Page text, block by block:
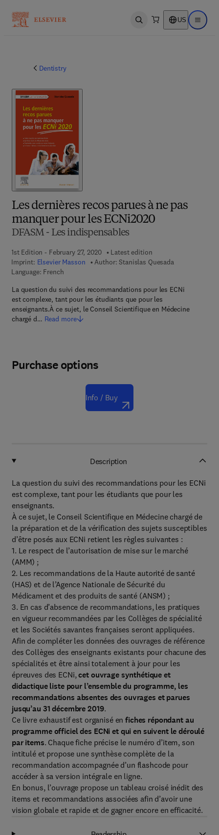
Open search US Open
Dentistry
Les dernières recos parues à ne pas
manquer pour les ECNi2020
DFASM - Les indispensables
1st Edition - February 27, 2020
Latest edition
Imprint: Elsevier Masson Author: Stanislas Quesada
Language: French
La question du suivi des recommandations pour les ECNi
est complexe, tant pour les étudiants que pour les
enseignants.À ce sujet, le Conseil Scientifique en Médecine
chargé d… Read more
Purchase options
Info / Buy
Description
La question du suivi des recommandations pour les ECNi
est complexe, tant pour les étudiants que pour les
enseignants.
À ce sujet, le Conseil Scientifique en Médecine chargé de
la préparation et de la vérification des sujets susceptibles
d’être posés aux ECNi retient les règles suivantes :
1. Le respect de l’autorisation de mise sur le marché
(AMM) ;
2. Les recommandations de la Haute autorité de santé
(HAS) et de l’Agence Nationale de Sécurité du
Médicament et des produits de santé (ANSM) ;
3. En cas d’absence de recommandations, les pratiques
en vigueur recommandées par les Collèges de spécialité
et les Sociétés savantes françaises seront appliquées.
Afin de compléter les données des ouvrages de référence
des Collèges des enseignants existants pour chacune des
spécialités et être ainsi totalement à jour pour les
épreuves des ECNi,cet ouvrage synthétique et
didactique liste pour l’ensemble du programme, les
recommandations absentes des ouvrages et parues
jusqu’au 31 décembre 2019.
Ce livre exhaustif est organisé en fiches répondant au
programme officiel des ECNi et qui en suivent le déroulé
par items. Chaque fiche précise le numéro d’item, son
intitulé et propose une synthèse complète de la
recommandation accompagnée d’un flashcode pour
accéder à sa version intégrale en ligne.
En bonus, l’ouvrage propose un tableau croisé inédit des
items et recommandations associées afin d’avoir une
vision globale et rapide et de gagner encore en efficacité.